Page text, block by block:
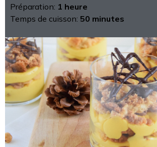
Préparation: 1 heure
Temps de cuisson: 50 minutes